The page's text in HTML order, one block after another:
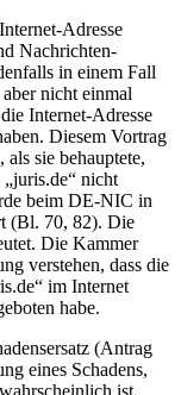
Adresse
Nachrichten-
in einem Fall
nicht einmal
Internet-Adresse
Diesem Vortrag
sie behauptete,
nicht
beim DE-NIC in
(Bl. 70, 82). Die
Die Kammer
verstehen, dass die
im Internet
habe.
(Antrag
eines Schadens,
ist.